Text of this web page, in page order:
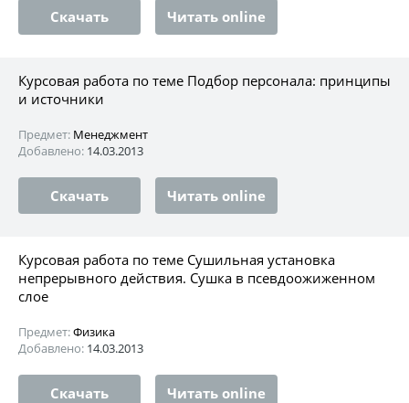
Скачать Читать online
Курсовая работа по теме Подбор персонала: принципы
и источники
Предмет: Менеджмент
Добавлено: 14.03.2013
Скачать Читать online
Курсовая работа по теме Сушильная установка
непрерывного действия. Сушка в псевдоожиженном
слое
Предмет:Физика
Добавлено: 14.03.2013
Скачать Читать online